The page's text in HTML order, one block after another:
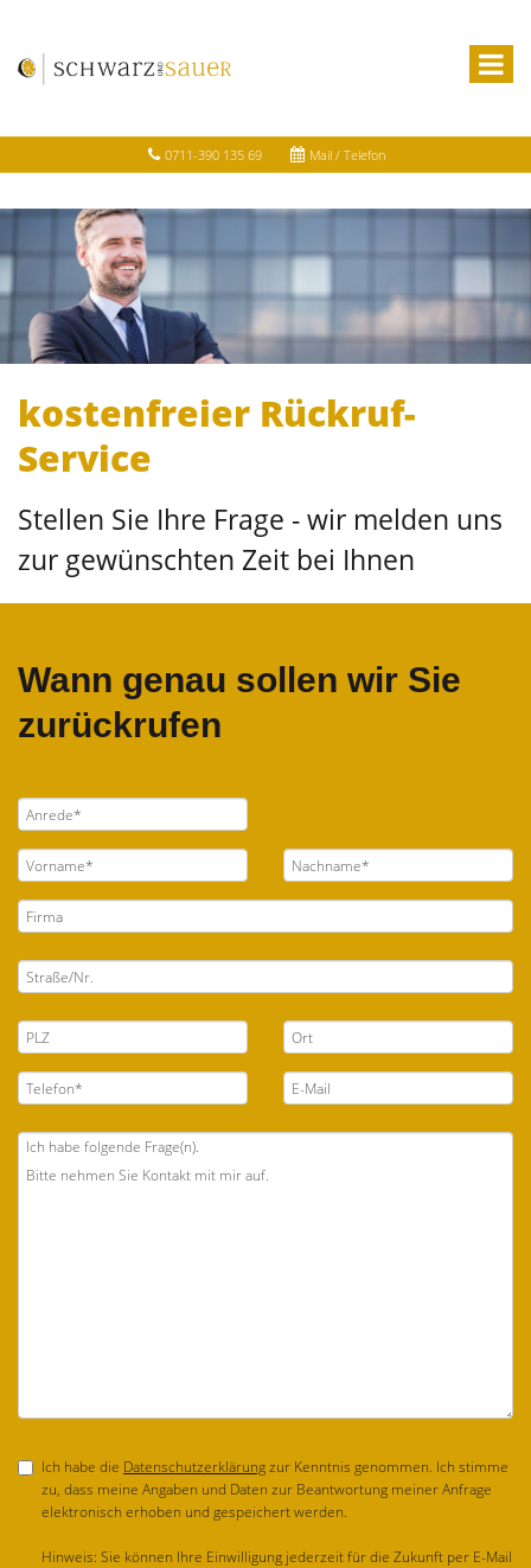
0711-390 135 69 Mail / Telefon
kostenfreier Rückruf-
Service
Stellen Sie Ihre Frage - wir melden uns
zur gewünschten Zeit bei Ihnen
Wann genau sollen wir Sie
zurückrufen
Ich habe die Datenschutzerklärungzur Kenntnis genommen. Ich stimme
zu, dass meine Angaben und Daten zur Beantwortung meiner Anfrage
elektronisch erhoben und gespeichert werden.
Hinweis: Sie können Ihre Einwilligung jederzeit für die Zukunft per E-Mail